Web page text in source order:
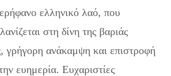
ελληνικό λαό, που
στη δίνη της βαριάς
γρήγορη ανάκαμψη και επιστροφή
ευημερία. Ευχαριστίες